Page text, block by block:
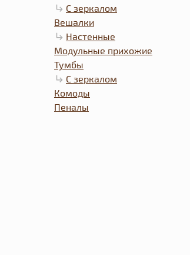
С зеркалом
Вешалки
Настенные
Модульные прихожие
Тумбы
С зеркалом
Комоды
Пеналы